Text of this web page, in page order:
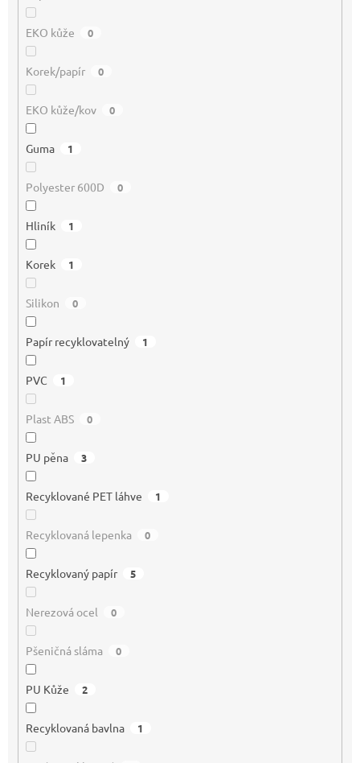
EKO kůže 0
Korek/papír 0
EKO kůže/kov 0
Guma 1
Polyester 600D 0
Hliník 1
Korek 1
Silikon 0
Papír recyklovatelný 1
PVC 1
Plast ABS 0
PU pěna 3
Recyklované PET láhve 1
Recyklovaná lepenka 0
Recyklovaný papír 5
Nerezová ocel 0
Pšeničná sláma 0
PU Kůže 2
Recyklovaná bavlna 1